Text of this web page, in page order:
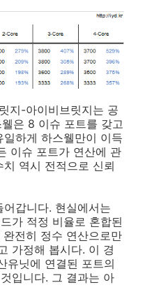
지-아이비브릿지는 공
은 8 이슈 포트를 갖고
하게 하스웰만이 이득
이슈 포트가 연산에 관
역시 전적으로 신뢰
갑니다. 현실에서는
가 적정 비율로 혼합된
전히 정수 연산으로만
가정해 봅시다. 이 경
유닛에 연결된 포트의
입니다. 그 결과는 아